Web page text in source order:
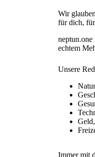
Wir
für dich,
echtem
Unsere
Immer mit